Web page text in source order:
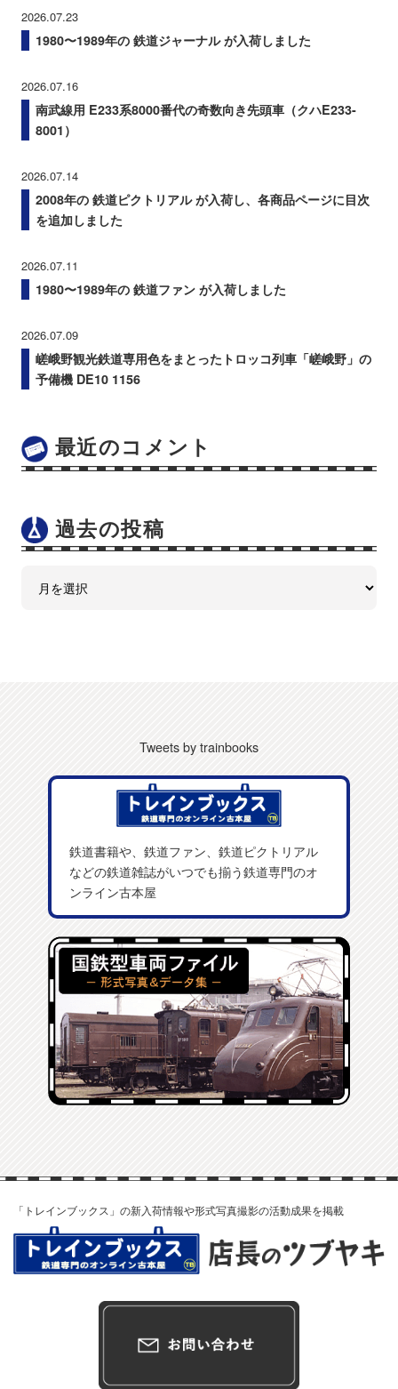
2026.07.23
1980〜1989年の 鉄道ジャーナル が入荷しました
2026.07.16
南武線用 E233系8000番代の奇数向き先頭車（クハE233-
8001）
2026.07.14
2008年の 鉄道ピクトリアル が入荷し、各商品ページに目次
を追加しました
2026.07.11
1980〜1989年の 鉄道ファン が入荷しました
2026.07.09
嵯峨野観光鉄道専用色をまとったトロッコ列車「嵯峨野」の
予備機 DE10 1156
最近のコメント
過去の投稿
Tweets by trainbooks
鉄道書籍や、鉄道ファン、鉄道ピクトリアル
などの鉄道雑誌がいつでも揃う鉄道専門のオ
ンライン古本屋
「トレインブックス」の新入荷情報や形式写真撮影の活動成果を掲載